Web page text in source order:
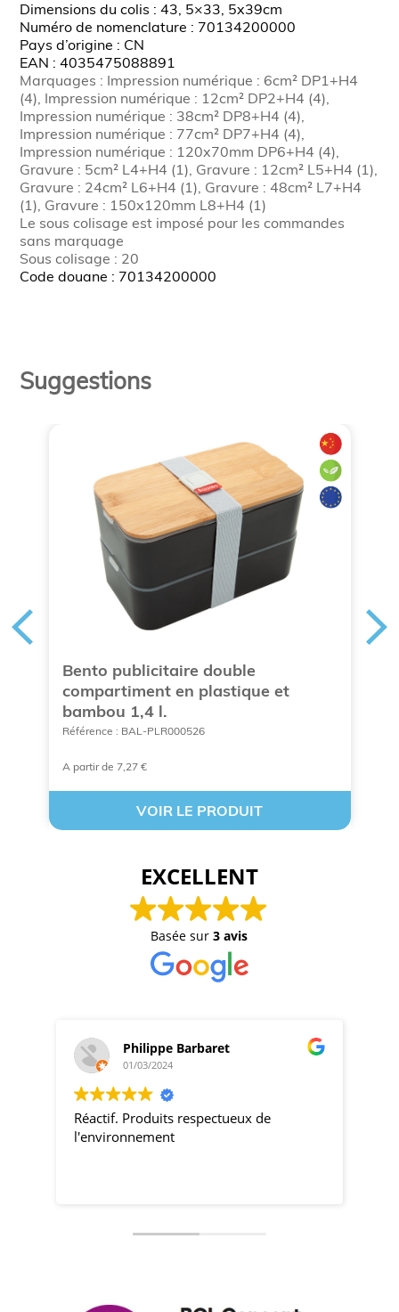
Dimensions du colis : 43, 5×33, 5x39cm
Numéro de nomenclature : 70134200000
Pays d’origine : CN
EAN : 4035475088891
Marquages : Impression numérique : 6cm² DP1+H4
(4), Impression numérique : 12cm² DP2+H4 (4),
Impression numérique : 38cm² DP8+H4 (4),
Impression numérique : 77cm² DP7+H4 (4),
Impression numérique : 120x70mm DP6+H4 (4),
Gravure : 5cm² L4+H4 (1), Gravure : 12cm² L5+H4 (1),
Gravure : 24cm² L6+H4 (1), Gravure : 48cm² L7+H4
(1), Gravure : 150x120mm L8+H4 (1)
Le sous colisage est imposé pour les commandes
sans marquage
Sous colisage : 20
Code douane : 70134200000
Suggestions
Bento publicitaire double
compartiment en plastique et
bambou 1,4 l.
Référence : BAL-PLR000526
A partir de 7,27 €
VOIR LE PRODUIT
EXCELLENT
Basée sur3 avis
Philippe Barbaret
01/03/2024
Réactif. Produits respectueux de
l'environnement